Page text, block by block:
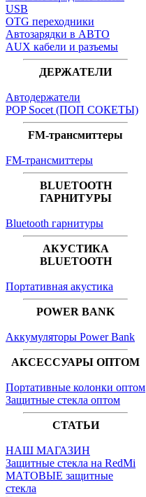
USB
OTG переходники
Автозарядки в АВТО
AUX кабели и разъемы
ДЕРЖАТЕЛИ
Автодержатели
POP Socet (ПОП СОКЕТЫ)
FM-трансмиттеры
FM-трансмиттеры
BLUETOOTH
ГАРНИТУРЫ
Bluetooth гарнитуры
АКУСТИКА
BLUETOOTH
Портативная акустика
POWER BANK
Аккумуляторы Power Bank
АКСЕССУАРЫ ОПТОМ
Портативные колонки оптом
Защитные стекла оптом
СТАТЬИ
НАШ МАГАЗИН
Защитные стекла на RedMi
МАТОВЫЕ защитные
стекла